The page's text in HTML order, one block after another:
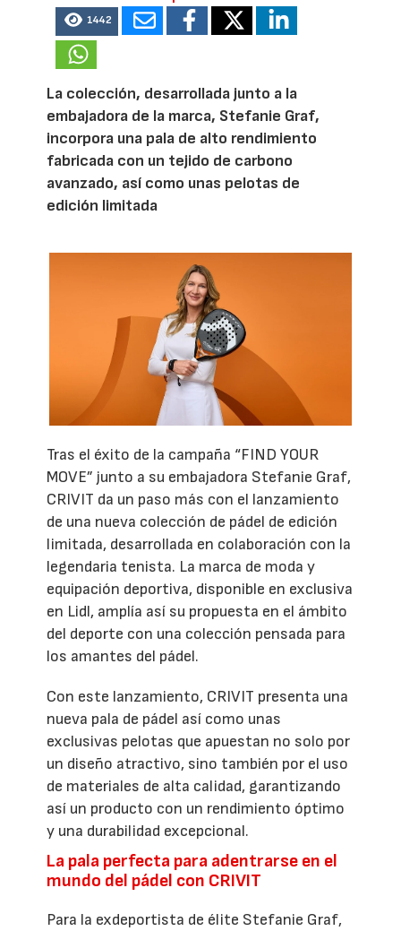
1442
La colección, desarrollada junto a la
embajadora de la marca, Stefanie Graf,
incorpora una pala de alto rendimiento
fabricada con un tejido de carbono
avanzado, así como unas pelotas de
edición limitada
Tras el éxito de la campaña “FIND YOUR
MOVE” junto a su embajadora Stefanie Graf,
CRIVIT da un paso más con el lanzamiento
de una nueva colección de pádel de edición
limitada, desarrollada en colaboración con la
legendaria tenista. La marca de moda y
equipación deportiva, disponible en exclusiva
en Lidl, amplía así su propuesta en el ámbito
del deporte con una colección pensada para
los amantes del pádel.
Con este lanzamiento, CRIVIT presenta una
nueva pala de pádel así como unas
exclusivas pelotas que apuestan no solo por
un diseño atractivo, sino también por el uso
de materiales de alta calidad, garantizando
así un producto con un rendimiento óptimo
y una durabilidad excepcional.
La pala perfecta para adentrarse en el
mundo del pádel con CRIVIT
Para la exdeportista de élite Stefanie Graf,